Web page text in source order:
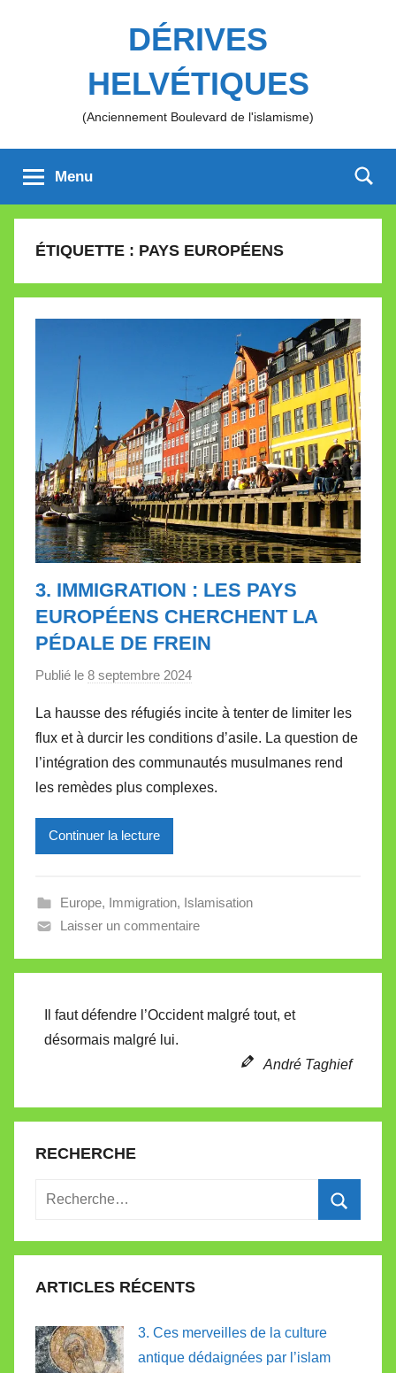
DÉRIVES
HELVÉTIQUES
(Anciennement Boulevard de l'islamisme)
Menu
ÉTIQUETTE : PAYS EUROPÉENS
3. IMMIGRATION : LES PAYS
EUROPÉENS CHERCHENT LA
PÉDALE DE FREIN
Publié le 8 septembre 2024
r
M
i
r
e
V
l
e
La hausse des réfugiés incite à tenter de limiter les
flux et à durcir les conditions d’asile. La question de
l’intégration des communautés musulmanes rend
les remèdes plus complexes.
Continuer la lecture
Europe, Immigration, Islamisation
Laisser un commentaire
Il faut défendre l’Occident malgré tout, et
désormais malgré lui.
André Taghief
RECHERCHE
Recherche
:
ARTICLES RÉCENTS
3. Ces merveilles de la culture
antique dédaignées par l’islam